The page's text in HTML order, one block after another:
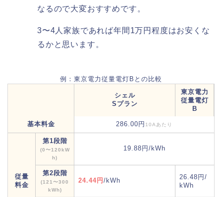
なるので大変おすすめです。
3〜4人家族であれば年間1万円程度はお安くな
るかと思います。
例：東京電力従量電灯Bとの比較
シェル
Sプラン
東京電力
従量電灯
B
基本料金 286.00円 10Aあたり
従量
料金
第1段階
(0〜120kW
h)
19.88円/kWh
第2段階
(121〜300
kWh)
24.44円 /kWh
26.48円/
kWh